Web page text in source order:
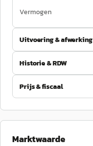
Vermogen
Uitvoering & afwerking
Historie & RDW
Prijs & fiscaal
Marktwaarde